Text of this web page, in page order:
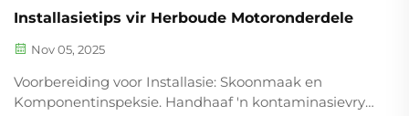
Installasietips vir Herboude Motoronderdele
Nov 05, 2025
Voorbereiding voor Installasie: Skoonmaak en
Komponentinspeksie. Handhaaf 'n kontaminasievrye